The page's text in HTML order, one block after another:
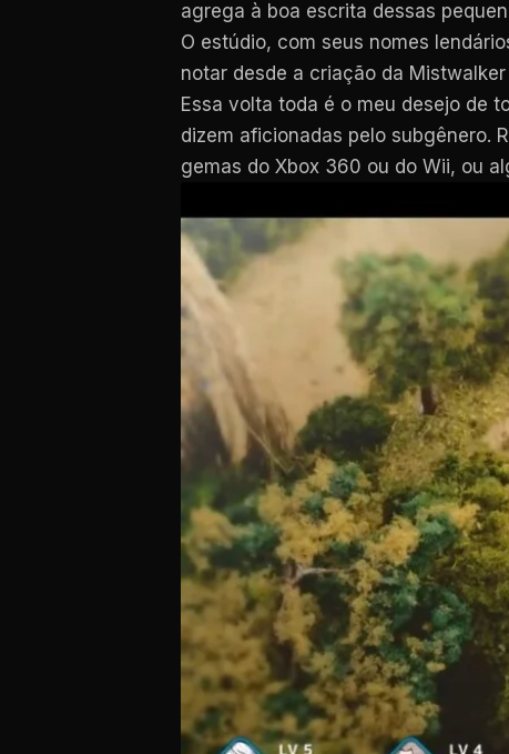
agrega à boa escrita dessas
O estúdio, com seus nomes
notar desde a criação da
Essa volta toda é o meu desejo de
dizem aficionadas pelo subgênero.
gemas do Xbox 360 ou do Wii, ou